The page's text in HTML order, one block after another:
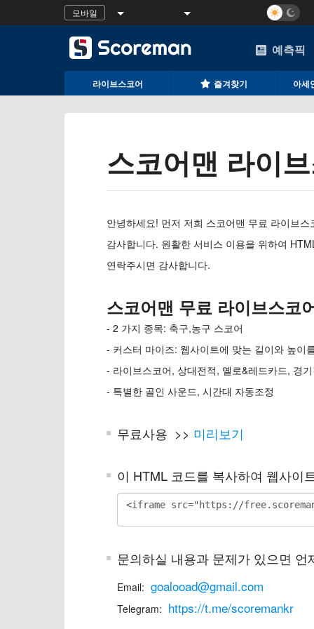
모바일
예측픽
라이브스코어 즐겨찾기 아세
스코어맨 라이
안녕하세요! 먼저 저희 스코어맨 무료 라이브
감사합니다. 원활한 서비스 이용을 위하여
연락주시면 감사합니다.
스코어맨 무료 라이브스코
- 2 가지 종목: 축구,농구 스코어
- 커스터 마이즈: 웹사이트에 맞는 길이와 높이
- 라이브스코어, 상대전적, 옐로&레드카드, 경
- 특별한 골인 사운드, 시간대 자동조정
무료사용 >> 미리보기
이 HTML 코드를 복사하여 웹사이
문의하실 내용과 문제가 있으면 언
Email: goalooad@gmail.com
Telegram: https://t.me/scoremankr